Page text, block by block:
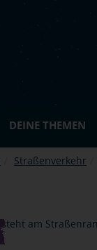
DEINE THEMEN
Straßenverkehr